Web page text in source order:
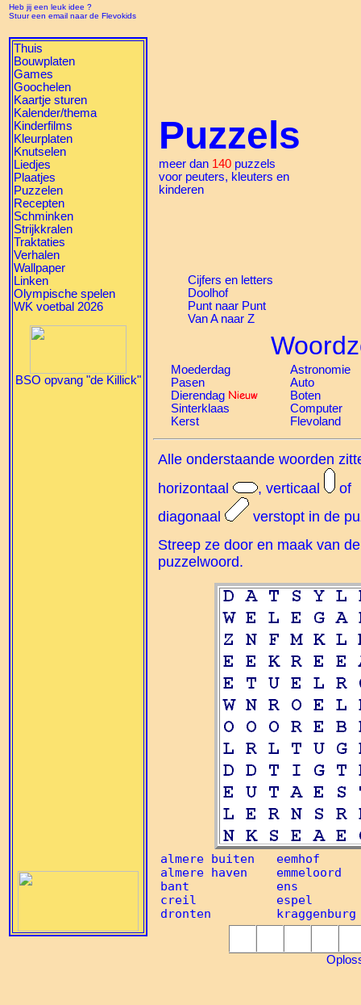
Heb jij een leuk idee ?
Stuur een email naar de Flevokids
Thuis
Bouwplaten
Games
Goochelen
Kaartje sturen
Kalender/thema
Kinderfilms
Kleurplaten
Knutselen
Liedjes
Plaatjes
Puzzelen
Recepten
Schminken
Strijkkralen
Traktaties
Verhalen
Wallpaper
Linken
Olympische spelen
WK voetbal 2026
BSO opvang "de Killick"
Puzzels
meer dan 140 puzzels
voor peuters, kleuters en
kinderen
Cijfers en letters
Doolhof
Punt naar Punt
Van A naar Z
Moederdag
Pasen
Dierendag
Sinterklaas
Kerst
Astronomie
Auto
Boten
Computer
Flevoland
Alle onderstaande woorden
horizontaal
, verticaal
of
diagonaal
verstopt in de
Streep ze door en maak van
puzzelwoord.
almere buiten   eemhof
almere haven
bant            ens
creil           espel